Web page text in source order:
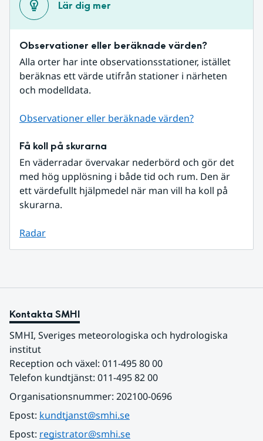
Lär dig mer
Observationer eller beräknade värden?
Alla orter har inte observationsstationer, istället
beräknas ett värde utifrån stationer i närheten
och modelldata.
Observationer eller beräknade värden?
Få koll på skurarna
En väderradar övervakar nederbörd och gör det
med hög upplösning i både tid och rum. Den är
ett värdefullt hjälpmedel när man vill ha koll på
skurarna.
Radar
Kontakta SMHI
SMHI, Sveriges meteorologiska och hydrologiska
institut
Reception och växel: 011-495 80 00
Telefon kundtjänst: 011-495 82 00
Organisationsnummer: 202100-0696
Epost: kundtjanst@smhi.se
Epost: registrator@smhi.se